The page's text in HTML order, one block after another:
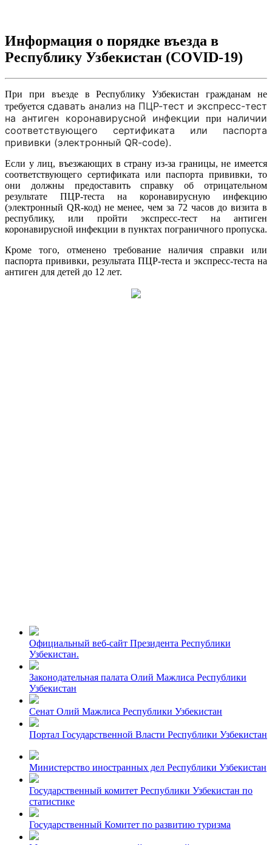
Информация о порядке въезда в
Республику Узбекистан (COVID-19)
При при въезде в Республику Узбекистан гражданам не
требуется сдавать анализ на ПЦР-тест и экспресс-тест
на антиген коронавирусной инфекции при наличии
соответствующего сертификата или паспорта
прививки (электронный QR-code).
Если у лиц, въезжающих в страну из-за границы, не имеется
соответствующего сертификата или паспорта прививки, то
они должны предоставить справку об отрицательном
результате ПЦР-теста на коронавирусную инфекцию
(электронный QR-код) не менее, чем за 72 часов до визита в
республику, или пройти экспресс-тест на антиген
коронавирусной инфекции в пунктах пограничного пропуска.
Кроме того, отменено требование наличия справки или
паспорта прививки, результата ПЦР-теста и экспресс-теста на
антиген для детей до 12 лет.
Официальный веб-сайт Президента Республики
Узбекистан.
Законодательная палата Олий Мажлиса Республики
Узбекистан
Сенат Олий Мажлиса Республики Узбекистан
Портал Государственной Власти Республики Узбекистан
Министерство иностранных дел Республики Узбекистан
Государственный комитет Республики Узбекистан по
статистике
Государственный Комитет по развитию туризма